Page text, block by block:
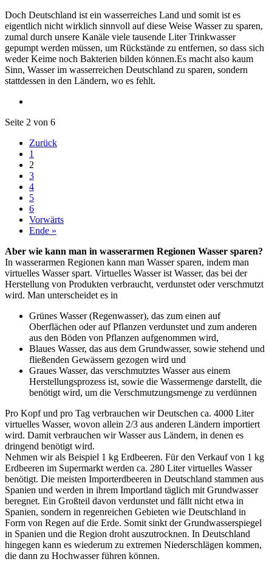
Doch Deutschland ist ein wasserreiches Land und somit ist es
eigentlich nicht wirklich sinnvoll auf diese Weise Wasser zu sparen,
zumal durch unsere Kanäle viele tausende Liter Trinkwasser
gepumpt werden müssen, um Rückstände zu entfernen, so dass sich
weder Keime noch Bakterien bilden können.Es macht also kaum
Sinn, Wasser im wasserreichen Deutschland zu sparen, sondern
stattdessen in den Ländern, wo es fehlt.
Seite 2 von 6
Zurück
1
2
3
4
5
6
Vorwärts
Ende »
Aber wie kann man in wasserarmen Regionen Wasser sparen?
In wasserarmen Regionen kann man Wasser sparen, indem man
virtuelles Wasser spart. Virtuelles Wasser ist Wasser, das bei der
Herstellung von Produkten verbraucht, verdunstet oder verschmutzt
wird. Man unterscheidet es in
Grünes Wasser (Regenwasser), das zum einen auf
Oberflächen oder auf Pflanzen verdunstet und zum anderen
aus den Böden von Pflanzen aufgenommen wird,
Blaues Wasser, das aus dem Grundwasser, sowie stehend und
fließenden Gewässern gezogen wird und
Graues Wasser, das verschmutztes Wasser aus einem
Herstellungsprozess ist, sowie die Wassermenge darstellt, die
benötigt wird, um die Verschmutzungsmenge zu verdünnen
Pro Kopf und pro Tag verbrauchen wir Deutschen ca. 4000 Liter
virtuelles Wasser, wovon allein 2/3 aus anderen Ländern importiert
wird. Damit verbrauchen wir Wasser aus Ländern, in denen es
dringend benötigt wird.
Nehmen wir als Beispiel 1 kg Erdbeeren. Für den Verkauf von 1 kg
Erdbeeren im Supermarkt werden ca. 280 Liter virtuelles Wasser
benötigt. Die meisten Importerdbeeren in Deutschland stammen aus
Spanien und werden in ihrem Importland täglich mit Grundwasser
beregnet. Ein Großteil davon verdunstet und fällt nicht etwa in
Spanien, sondern in regenreichen Gebieten wie Deutschland in
Form von Regen auf die Erde. Somit sinkt der Grundwasserspiegel
in Spanien und die Region droht auszutrocknen. In Deutschland
hingegen kann es wiederum zu extremen Niederschlägen kommen,
die dann zu Hochwasser führen können.